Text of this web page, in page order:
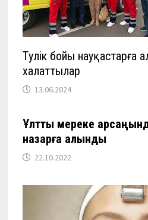
Тәулік бойы науқастарға
халаттылар
13.06.2024
Ұлттық мереке
назарға алынды
22.10.2022